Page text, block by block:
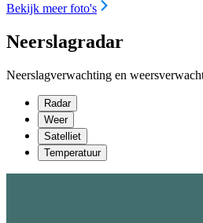
Bekijk meer foto's
Neerslagradar
Neerslagverwachting en
Radar
Weer
Satelliet
Temperatuur